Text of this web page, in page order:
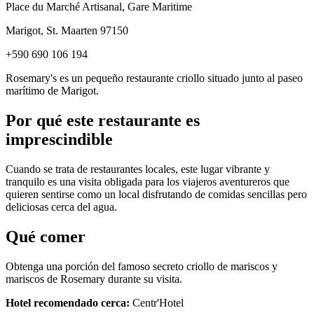
Place du Marché Artisanal, Gare Maritime
Marigot, St. Maarten 97150
+590 690 106 194
Rosemary's es un pequeño restaurante criollo situado junto al paseo
marítimo de Marigot.
Por qué este restaurante es
imprescindible
Cuando se trata de restaurantes locales, este lugar vibrante y
tranquilo es una visita obligada para los viajeros aventureros que
quieren sentirse como un local disfrutando de comidas sencillas pero
deliciosas cerca del agua.
Qué comer
Obtenga una porción del famoso secreto criollo de mariscos y
mariscos de Rosemary durante su visita.
Hotel recomendado cerca: Centr'Hotel